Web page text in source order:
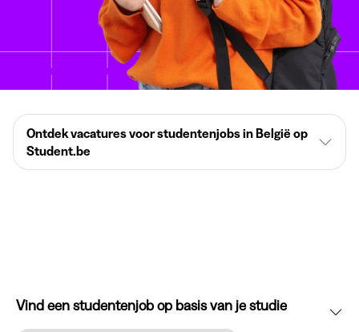
Ontdek vacatures voor studentenjobs in België op
Student.be
Vind een studentenjob op basis van je studie